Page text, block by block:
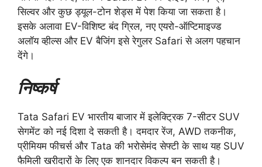
सिल्वर और कुछ ड्यूल-टोन शेड्स में पेश किया जा सकता है।
इसके अलावा EV-विशिष्ट बंद ग्रिल, नए एयरो-ऑप्टिमाइज्ड
अलॉय व्हील्स और EV बैजिंग इसे रेगुलर Safari से अलग पहचान
देंगे।
निष्कर्ष
Tata Safari EV भारतीय बाजार में इलेक्ट्रिक 7-सीटर SUV
सेगमेंट को नई दिशा दे सकती है। दमदार रेंज, AWD तकनीक,
प्रीमियम फीचर्स और Tata की भरोसेमंद सेफ्टी के साथ यह SUV
फैमिली खरीदारों के लिए एक शानदार विकल्प बन सकती है।